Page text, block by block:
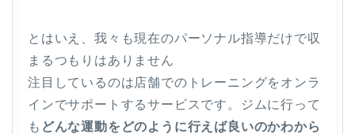
とはいえ、我々も現在のパーソナル指導だけで収
まるつもりはありません
注目しているのは店舗でのトレーニングをオンラ
インでサポートするサービスです。ジムに行って
も どんな運動をどのように行えば良いのかわから